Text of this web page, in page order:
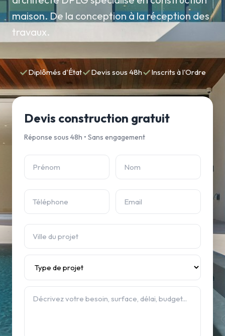
maison. De la conception à la réception des
travaux.
✓Diplômés d'État✓Devis sous 48h✓Inscrits à l'Ordre
Devis construction gratuit
Réponse sous 48h • Sans engagement